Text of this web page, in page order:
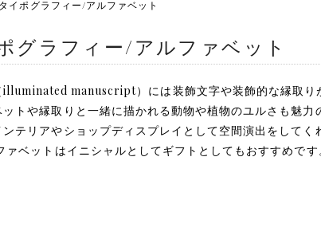
タイポグラフィー/アルファベット
グラフィー/アルファベット
illuminated manuscript）には装飾文字や装飾的な縁取り
トや縁取りと一緒に描かれる動物や植物のユルさも魅力
ンテリアやショップディスプレイとして空間演出をして
ァベットはイニシャルとしてギフトとしてもおすすめです